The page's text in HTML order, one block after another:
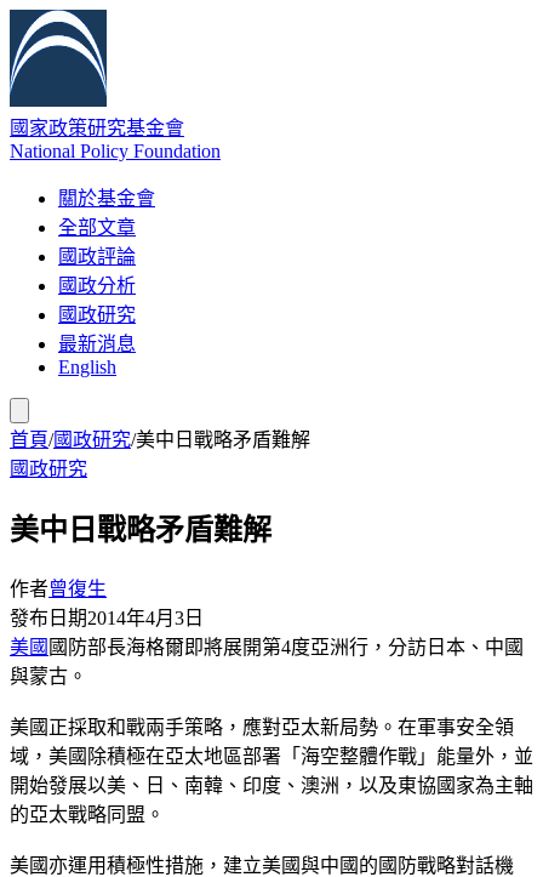
國家政策研究基金會
National Policy Foundation
關於基金會
全部文章
國政評論
國政分析
國政研究
最新消息
English
首頁/國政研究/美中日戰略矛盾難解
國政研究
美中日戰略矛盾難解
作者曾復生
發布日期2014年4月3日
美國 國防部長海格爾即將展開第4度亞洲行，分訪日本、中國
與蒙古。
美國正採取和戰兩手策略，應對亞太新局勢。在軍事安全領
域，美國除積極在亞太地區部署「海空整體作戰」能量外，並
開始發展以美、日、南韓、印度、澳洲，以及東協國家為主軸
的亞太戰略同盟。
美國亦運用積極性措施，建立美國與中國的國防戰略對話機